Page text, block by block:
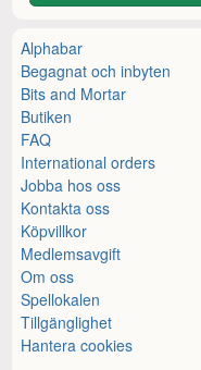
Alphabar
Begagnat och inbyten
Bits and Mortar
Butiken
FAQ
International orders
Jobba hos oss
Kontakta oss
Köpvillkor
Medlemsavgift
Om oss
Spellokalen
Tillgänglighet
Hantera cookies